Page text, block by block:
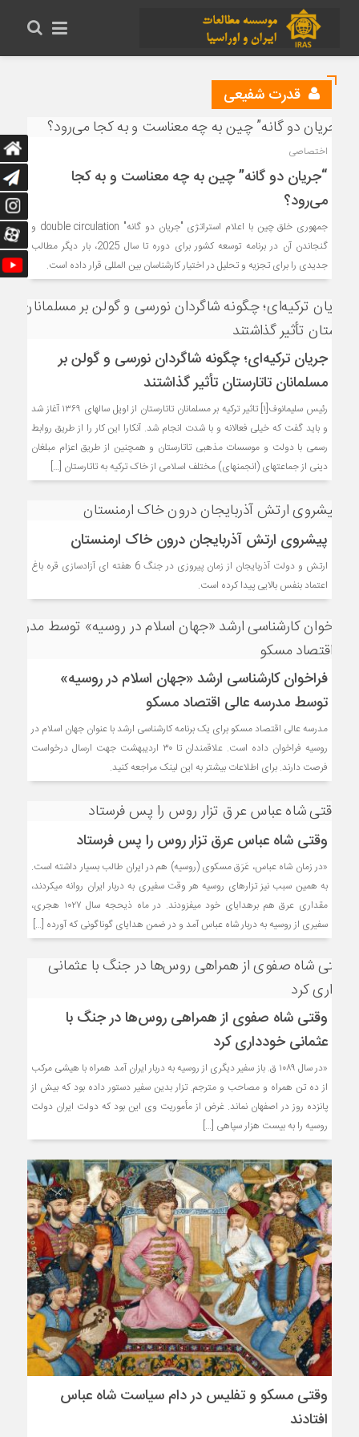
قدرت شفیعی
اختصاصی
“جریان ‌دو گانه” چین به چه معناست و به کجا‌
می‌رود؟
جمهوری خلق چین با اعلام استراتژی "جریان ‌دو گانه" double circulation و
گنجاندن آن در برنامه توسعه کشور برای دوره تا سال 2025، بار دیگر مطالب
جدیدی را برای تجزیه و تحلیل در اختیار کارشناسان بین المللی قرار داده است.
جریان ترکیه‌ای؛ چگونه شاگردان نورسی و گولن بر
مسلمانان تاتارستان تأثیر گذاشتند
رئیس سلیمانوف[۱] تاثیر ترکیه بر مسلمانان تاتارستان از اویل سالهای ۱۳۶۹ آغاز شد
و باید گفت که خیلی فعالانه و با شدت انجام شد. آنکارا این کار را از طریق روابط
رسمی با دولت و موسسات مذهبی تاتارستان و همچنین از طریق اعزام مبلغان
دینی از جماعتهای (انجمنهای) مختلف اسلامی از خاک ترکیه به تاتارستان […]
پیشروی ارتش آذربایجان درون خاک ارمنستان
ارتش و دولت آذربایجان از زمان پیروزی در جنگ 6 هفته ای آزادسازی قره باغ
اعتماد بنفس بالایی پیدا کرده است.
فراخوان کارشناسی ارشد «جهان اسلام در روسیه»
توسط مدرسه عالی اقتصاد مسکو
مدرسه عالی اقتصاد مسکو برای یک برنامه کارشناسی ارشد با عنوان جهان اسلام در
روسیه فراخوان داده است. علاقمندان تا ۳۰ اردیبهشت جهت ارسال درخواست
فرصت دارند. برای اطلاعات بیشتر به این لینک مراجعه کنید.
وقتی شاه عباس عرق تزار روس را پس فرستاد
«در زمان شاه عباس، عَرَق مسکوی (روسیه) هم در ایران طالب بسیار داشته است.
به همین سبب نیز تزارهای روسیه هر وقت سفیری به دربار ایران روانه میکردند،
مقداری عرق هم برهدایای خود میفزودند. در ماه ذیحجه سال ۱۰۲۷ هجری،
سفیری از روسیه به دربار شاه عباس آمد و در ضمن هدایای گوناگونی که آورده […]
وقتی شاه صفوی از همراهی روس‌ها در جنگ با
عثمانی خودداری کرد
«در سال ۱۰۸۹ ق. باز سفیر دیگری از روسیه به دربار ایران آمد همراه با هیشی مرکب
از ده تن همراه و مصاحب و مترجم. تزار بدین سفیر دستور داده بود که بیش از
پانزده روز در اصفهان نماند. غرض از مأموریت وی این بود که دولت ایران دولت
روسیه را به بیست هزار سپاهی […]
وقتی مسکو و تفلیس در دام سیاست شاه عباس
افتادند